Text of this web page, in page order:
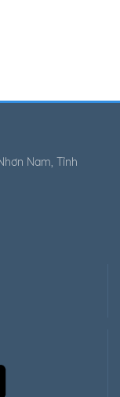
Nam, Tỉnh